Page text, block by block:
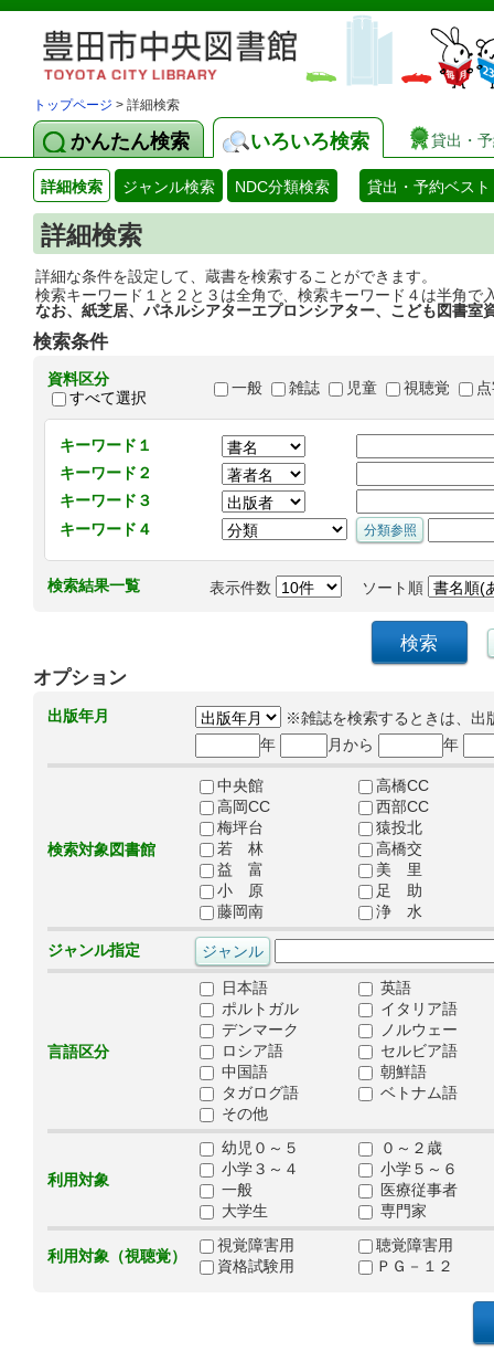
トップページ > 詳細検索
かんたん検索 いろいろ検索 貸出・
詳細検索 ジャンル検索 NDC分類検索 貸出・予約ベスト
詳細検索
詳細な条件を設定して、蔵書を検索することができます。
検索キーワード１と２と３は全角で、検索キーワード４は半角で
なお、紙芝居、パネルシアターエプロンシアター、こども図書室
検索条件
資料区分
すべて選択
一般 雑誌 児童 視聴覚
キーワード１
キーワード２
キーワード３
キーワード４
検索結果一覧 表示件数 ソート順
オプション
出版年月
※雑誌を検索するときは、出
年
月から 年
検索対象図書館
中央館
高橋CC
高岡CC
西部CC
梅坪台
猿投北
若 林
高橋交
益 富
美 里
小 原
足 助
藤岡南
浄 水
ジャンル指定
言語区分
日本語
英語
ポルトガル
イタリア語
デンマーク
ノルウェー
ロシア語
セルビア語
中国語
朝鮮語
タガログ語
ベトナム語
その他
利用対象
幼児０～５
０～２歳
小学３～４
小学５～６
一般
医療従事者
大学生
専門家
利用対象（視聴覚）
視覚障害用
聴覚障害用
資格試験用
ＰＧ－１２